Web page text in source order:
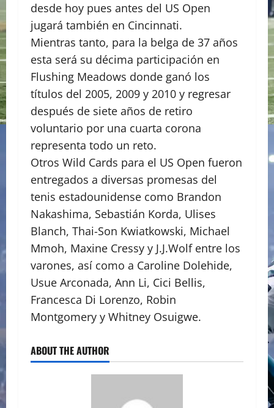
desde hoy pues antes del US Open
jugará también en Cincinnati.
Mientras tanto, para la belga de 37 años
esta será su décima participación en
Flushing Meadows donde ganó los
títulos del 2005, 2009 y 2010 y regresar
después de siete años de retiro
voluntario por una cuarta corona
representa todo un reto.
Otros Wild Cards para el US Open fueron
entregados a diversas promesas del
tenis estadounidense como Brandon
Nakashima, Sebastián Korda, Ulises
Blanch, Thai-Son Kwiatkowski, Michael
Mmoh, Maxine Cressy y J.J.Wolf entre los
varones, así como a Caroline Dolehide,
Usue Arconada, Ann Li, Cici Bellis,
Francesca Di Lorenzo, Robin
Montgomery y Whitney Osuigwe.
ABOUT THE AUTHOR